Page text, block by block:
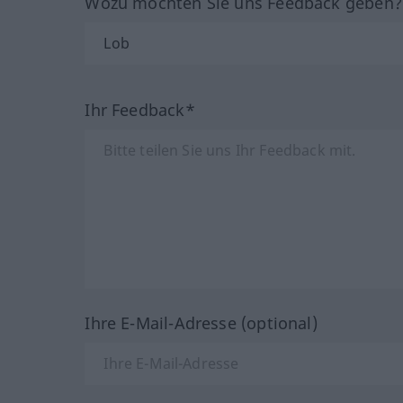
Ihr Feedback*
Ihre E-Mail-Adresse (optional)